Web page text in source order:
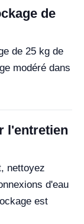
de
de 25 kg de
modéré dans
l'entretien
nettoyez
d'eau
est